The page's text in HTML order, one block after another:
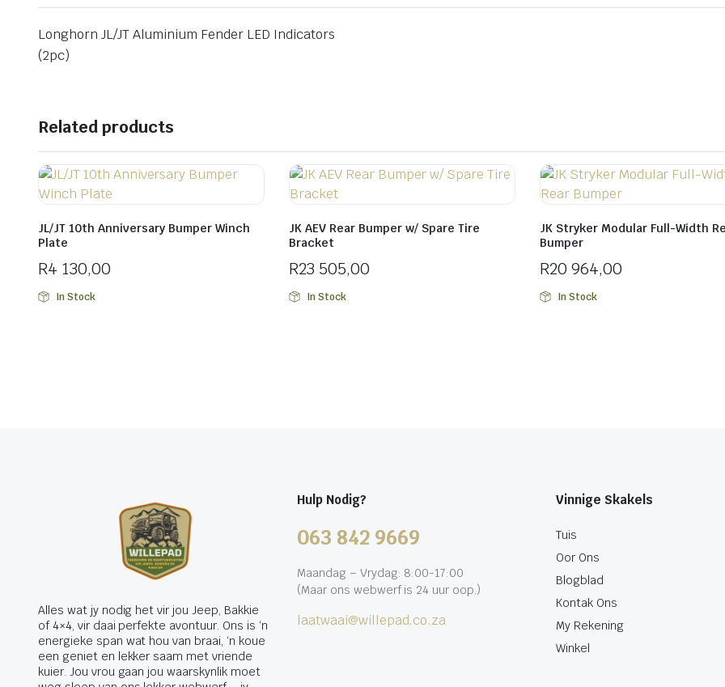
Longhorn JL/JT Aluminium Fender LED Indicators
(2pc)
Related products
JL/JT 10th Anniversary Bumper Winch
Plate
R4 130,00
In Stock
JK AEV Rear Bumper w/ Spare Tire
Bracket
R23 505,00
In Stock
JK Stryker Modular Full-Width
Bumper
R20 964,00
In Stock
Alles wat jy nodig het vir jou Jeep, Bakkie
of 4×4, vir daai perfekte avontuur. Ons is ‘n
energieke span wat hou van braai, ‘n koue
een geniet en lekker saam met vriende
kuier. Jou vrou gaan jou waarskynlik moet
Hulp Nodig?
063 842 9669
Maandag – Vrydag: 8:00-17:00
(Maar ons webwerf is 24 uur oop.)
laatwaai@willepad.co.za
Vinnige Skakels
Tuis
Oor Ons
Blogblad
Kontak Ons
My Rekening
Winkel